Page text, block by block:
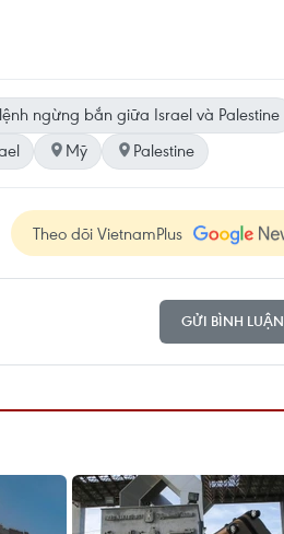
ngừng bắn giữa Israel và Palestine
Mỹ Palestine
Theo dõi VietnamPlus
GỬI BÌNH LUẬN